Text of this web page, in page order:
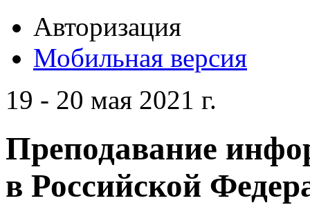
Авторизация
Мобильная версия
19 - 20 мая 2021 г.
Преподавание
в Российской